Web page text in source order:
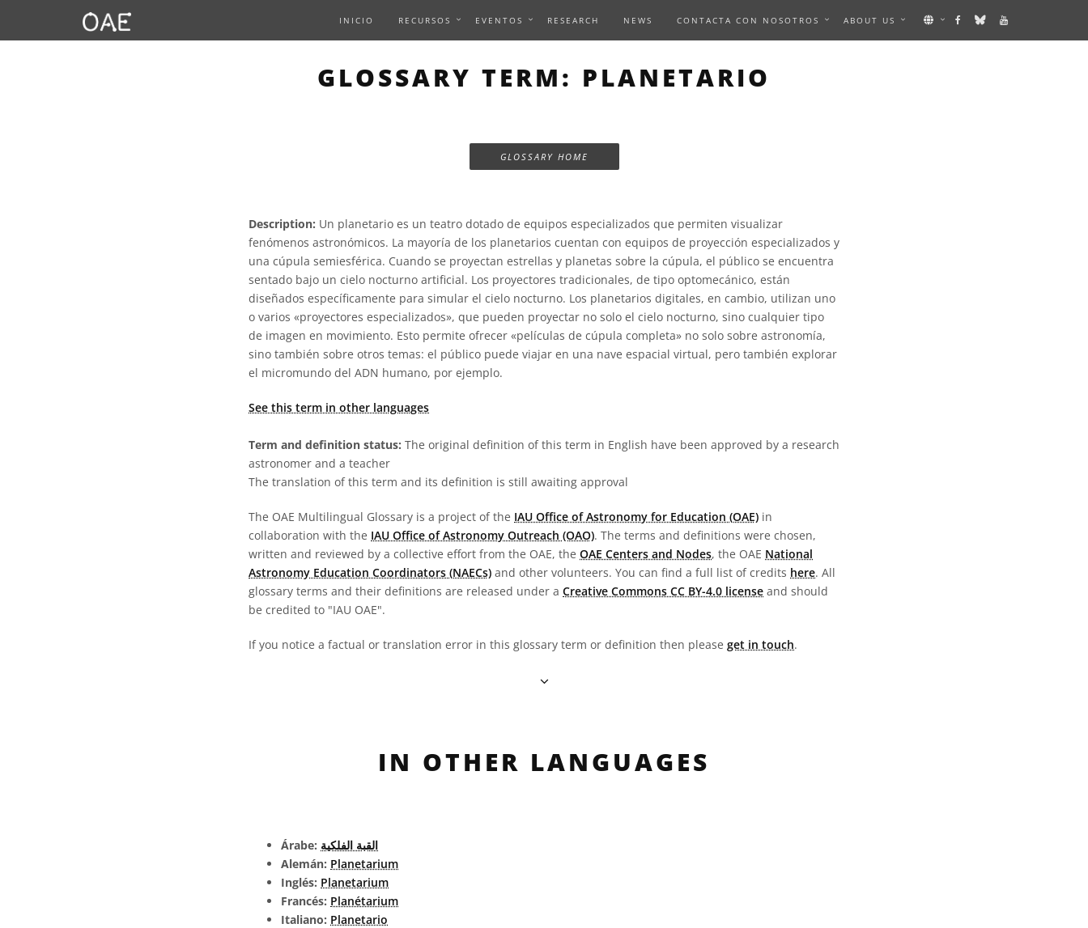
INICIO RECURSOS EVENTOS RESEARCH NEWS CONTACTA CON NOSOTROS ABOUT US
GLOSSARY TERM: PLANETARIO
GLOSSARY HOME
Description: Un planetario es un teatro dotado de equipos especializados que permiten visualizar
fenómenos astronómicos. La mayoría de los planetarios cuentan con equipos de proyección especializados y
una cúpula semiesférica. Cuando se proyectan estrellas y planetas sobre la cúpula, el público se encuentra
sentado bajo un cielo nocturno artificial. Los proyectores tradicionales, de tipo optomecánico, están
diseñados específicamente para simular el cielo nocturno. Los planetarios digitales, en cambio, utilizan uno
o varios «proyectores especializados», que pueden proyectar no solo el cielo nocturno, sino cualquier tipo
de imagen en movimiento. Esto permite ofrecer «películas de cúpula completa» no solo sobre astronomía,
sino también sobre otros temas: el público puede viajar en una nave espacial virtual, pero también explorar
el micromundo del ADN humano, por ejemplo.
See this term in other languages
Term and definition status: The original definition of this term in English have been approved by a research
astronomer and a teacher
The translation of this term and its definition is still awaiting approval
The OAE Multilingual Glossary is a project of the IAU Office of Astronomy for Education (OAE) in
collaboration with the IAU Office of Astronomy Outreach (OAO). The terms and definitions were chosen,
written and reviewed by a collective effort from the OAE, the OAE Centers and Nodes, the OAE National
Astronomy Education Coordinators (NAECs) and other volunteers. You can find a full list of credits here. All
glossary terms and their definitions are released under a Creative Commons CC BY-4.0 license and should
be credited to "IAU OAE".
If you notice a factual or translation error in this glossary term or definition then please get in touch.
IN OTHER LANGUAGES
Árabe: القبة الفلكية
Alemán: Planetarium
Inglés: Planetarium
Francés: Planétarium
Italiano: Planetario